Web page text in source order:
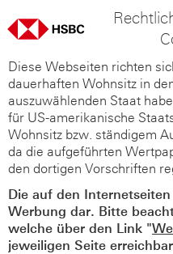
Diese Webseiten richten
dauerhaften Wohnsitz in
auszuwählenden Staat
für US-amerikanische
Wohnsitz bzw. ständigem
da die aufgeführten
den dortigen Vorschriften
Die auf den
Werbung dar. Bitte
welche über den Link "
jeweiligen Seite